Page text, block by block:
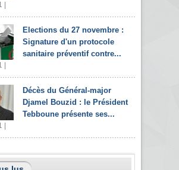
Elections du 27 novembre :
Signature d'un protocole
sanitaire préventif contre...
Décès du Général-major
Djamel Bouzid : le Président
Tebboune présente ses...